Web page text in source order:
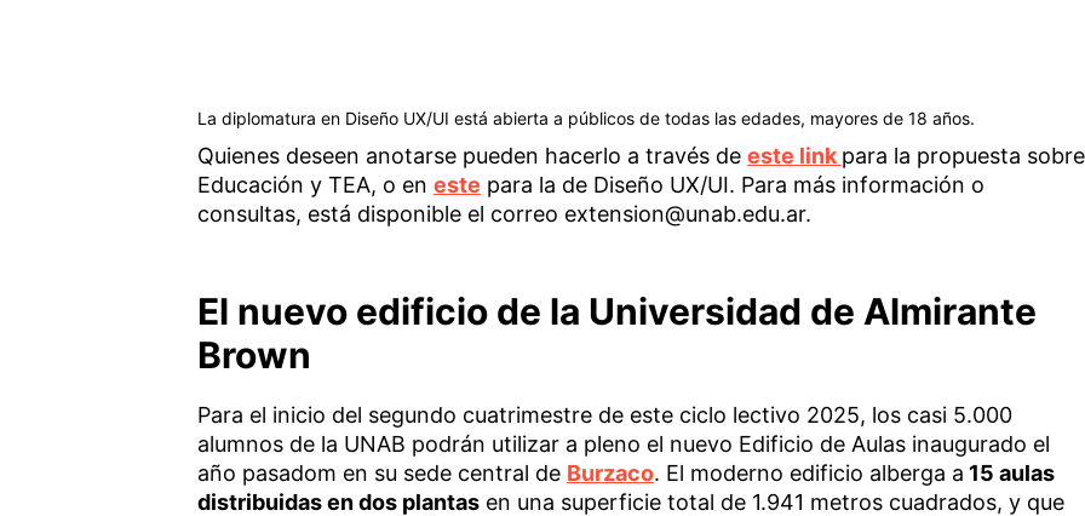
La diplomatura en Diseño UX/UI está abierta a públicos de todas las edades, mayores de 18 años.
Quienes deseen anotarse pueden hacerlo a través de este link para la propuesta sobre
Educación y TEA, o en este para la de Diseño UX/UI. Para más información o
consultas, está disponible el correo extension@unab.edu.ar.
El nuevo edificio de la Universidad de Almirante
Brown
Para el inicio del segundo cuatrimestre de este ciclo lectivo 2025, los casi 5.000
alumnos de la UNAB podrán utilizar a pleno el nuevo Edificio de Aulas inaugurado el
año pasadom en su sede central de Burzaco. El moderno edificio alberga a 15 aulas
distribuidas en dos plantasen una superficie total de 1.941 metros cuadrados, y que